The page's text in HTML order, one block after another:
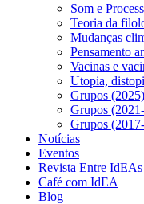
Som e
Teoria da
Mudanças
Pensamento
Vacinas e
Utopia,
Grupos (2025)
Grupos
Grupos
Notícias
Eventos
Revista Entre IdEAs
Café com IdEA
Blog